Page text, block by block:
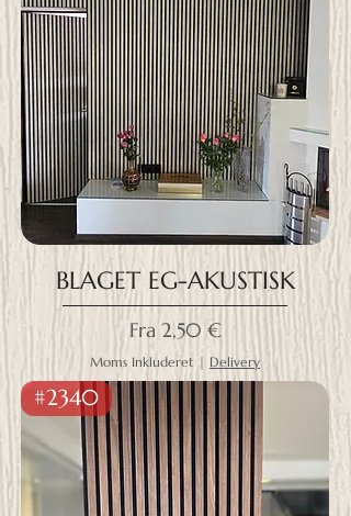
BLAGET EG-AKUSTISK
Fra 2,50 €
Salgspris
Moms Inkluderet | Delivery
#2340